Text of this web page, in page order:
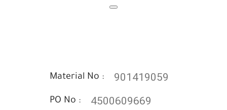
Material No : 901419059
PO No : 4500609669